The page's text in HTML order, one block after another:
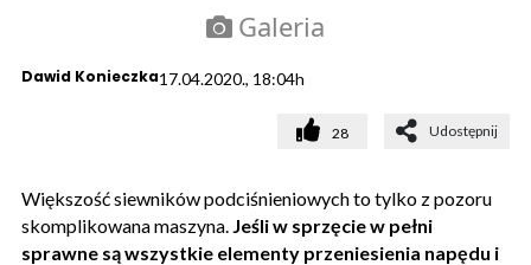
Galeria
Dawid Konieczka17.04.2020., 18:04h
28 Udostępnij
Większość siewników podciśnieniowych to tylko z pozoru
skomplikowana maszyna. Jeśli w sprzęcie w pełni
sprawne są wszystkie elementy przeniesienia napędu i